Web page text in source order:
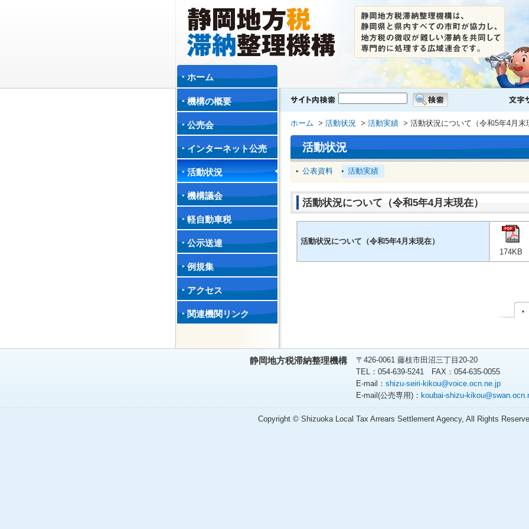
ホーム
機構の概要
公売会
インターネット公売
活動状況
機構議会
軽自動車税
公示送達
例規集
アクセス
関連機関リンク
ホーム > 活動状況 > 活動実績 > 活動状況について（令和5年4月末
活動状況
公表資料 活動実績
活動状況について（令和5年4月末現在）
活動状況について（令和5年4月末現在）
174KB
静岡地方税滞納整理機構
〒426-0061 藤枝市田沼三丁目20-20
TEL：054-639-5241 FAX：054-635-0055
E-mail： shizu-seiri-kikou@voice.ocn.ne.jp
E-mail(公売専用)： koubai-shizu-
Copyright © Shizuoka Local Tax Arrears Settlement Agency, All Rights